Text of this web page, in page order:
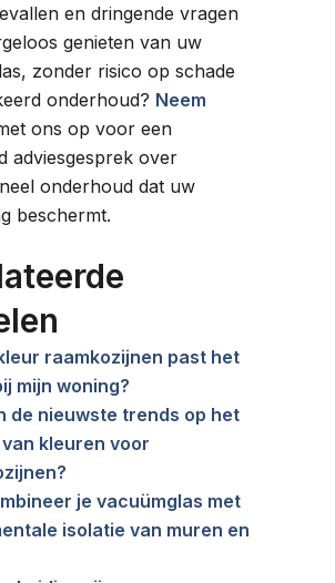
en dringende vragen
genieten van uw
zonder risico op schade
onderhoud? Neem
ons op voor een
adviesgesprek over
onderhoud dat uw
beschermt.
raamkozijnen past het
mijn woning?
de nieuwste trends op het
kleuren voor
je vacuümglas met
isolatie van muren en